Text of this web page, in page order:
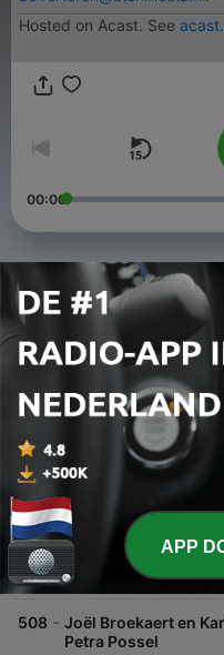
Hosted on Acast. See
00:00
Afleveringen
512 - Smakelijk stopt!
19 jun. 2026
511 - Keukenprins Pieter
12 jun. 2026
510 - Hidde de Brabander
05 jun. 2026
509 - Keukenprins Pieter
29 mei 2026
508 - Joël Broekaert en
Petra Possel
APP